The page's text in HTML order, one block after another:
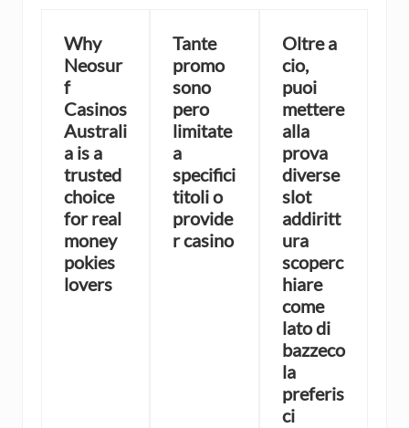
Why
Neosur
f
Casinos
Australi
a is a
trusted
choice
for real
money
pokies
lovers
Tante
promo
sono
pero
limitate
a
specifici
titoli o
provide
r casino
Oltre a
cio,
puoi
mettere
alla
prova
diverse
slot
addiritt
ura
scoperc
hiare
come
lato di
bazzeco
la
preferis
ci